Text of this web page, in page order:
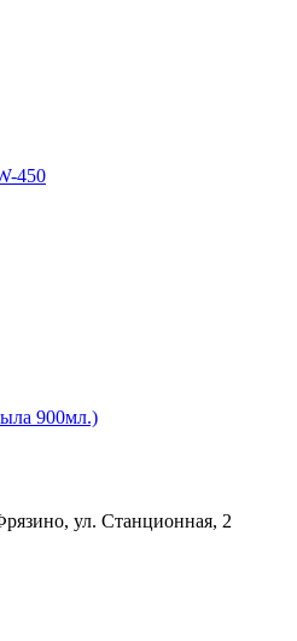
450
900мл.)
ул. Станционная, 2